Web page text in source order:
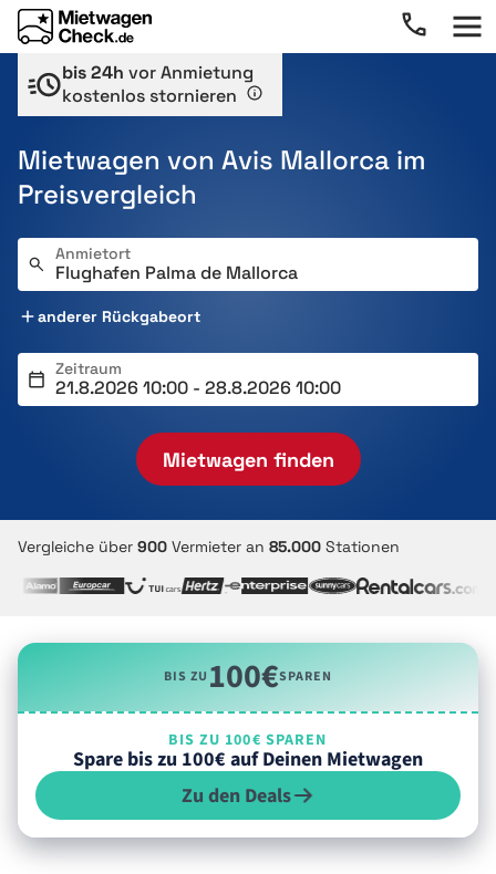
bis 24h vor Anmietung
kostenlos stornieren
Mietwagen von Avis Mallorca im
Preisvergleich
Anmietort
anderer Rückgabeort
Zeitraum
Mietwagen finden
Vergleiche über 900 Vermieter an 85.000 Stationen
BIS ZU100€SPAREN
BIS ZU 100€ SPAREN
Spare bis zu 100€ auf Deinen Mietwagen
Zu den Deals